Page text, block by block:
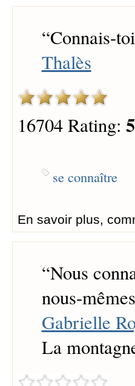
“Connais-
Thalès
16704 Rating:
se connaître
En savoir plus,
“Nous
nous-
Gabrielle
La